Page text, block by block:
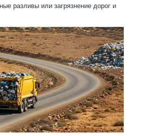
разливы или загрязнение дорог и